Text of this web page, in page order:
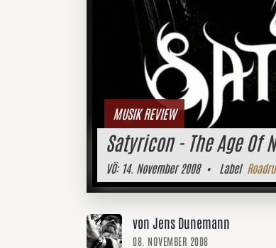
MUSIK REVIEW
Satyricon - The Age Of
VÖ:14. November 2008• Label
von Jens Dunemann
08. NOVEMBER 2008